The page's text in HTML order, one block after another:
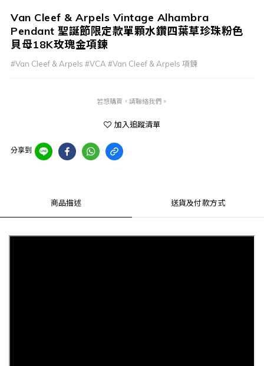
Van Cleef & Arpels Vintage Alhambra
Pendant 聖誕節限定款單顆水鑽四葉草珍珠粉色
貝母18K玫瑰金項鍊
#Van Cleef & Arpels #VCA #Van Cleef & Arpels 項鍊
若想購買，請聯絡我們。
加入追蹤清單
分享到
商品描述 送貨及付款方式